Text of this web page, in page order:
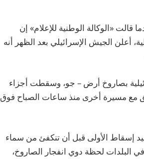
«الوكالة الوطنية للإعلام» إن
أعلن الجيش الإسرائيلي بعد الظهر أنه
بصاروخ أرض – جو، وسقطت أجزاء
مع مسيرة أخرى منذ ساعات الصباح فوق
إسقاط الأولى قبل أن تنكفئ من سماء
البلدات لحظة دوي انفجار الصاروخ،